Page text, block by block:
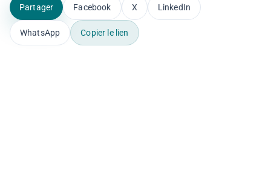
Partager Facebook X LinkedIn
WhatsApp Copier le lien